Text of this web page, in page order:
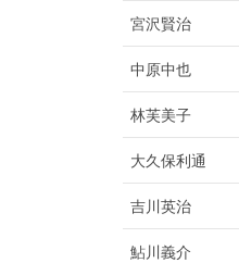
宮沢賢治
中原中也
林芙美子
大久保利通
吉川英治
鮎川義介